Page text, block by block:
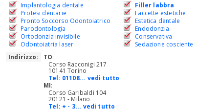
Implantologia dentale
Protesi dentarie
Pronto Soccorso Odontoiatrico
Parodontologia
Ortodonzia invisibile
Odontoiatria laser
Filler labbra
Faccette estetiche
Estetica dentale
Endodonzia
Conservativa
Sedazione cosciente
Indirizzo:
TO:
Corso Racconigi 217
10141 Torino
Tel: 01108... vedi tutto
MI:
Corso Garibaldi 104
20121 - Milano
Tel: + - 3... vedi tutto